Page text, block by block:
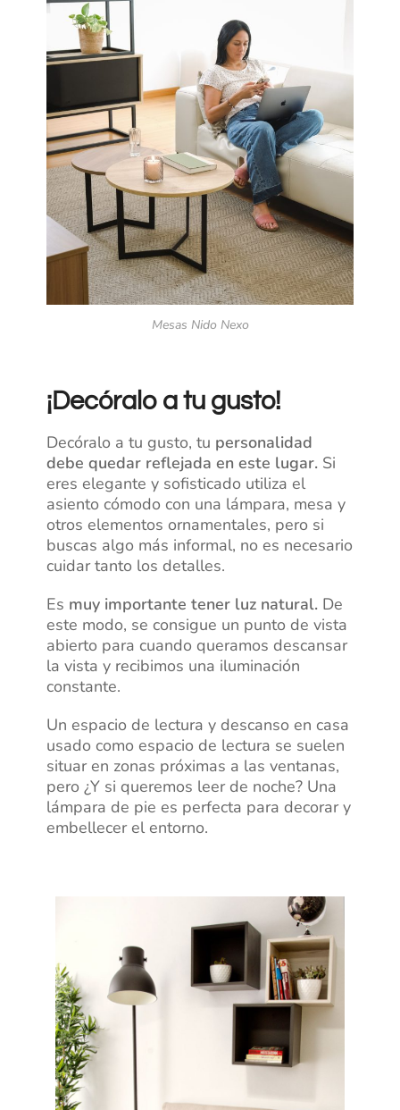
Mesas Nido Nexo
¡Decóralo a tu gusto!
Decóralo a tu gusto, tu personalidad
debe quedar reflejada en este lugar. Si
eres elegante y sofisticado utiliza el
asiento cómodo con una lámpara, mesa y
otros elementos ornamentales, pero si
buscas algo más informal, no es necesario
cuidar tanto los detalles.
Es muy importante tener luz natural. De
este modo, se consigue un punto de vista
abierto para cuando queramos descansar
la vista y recibimos una iluminación
constante.
Un espacio de lectura y descanso en casa
usado como espacio de lectura se suelen
situar en zonas próximas a las ventanas,
pero ¿Y si queremos leer de noche? Una
lámpara de pie es perfecta para decorar y
embellecer el entorno.